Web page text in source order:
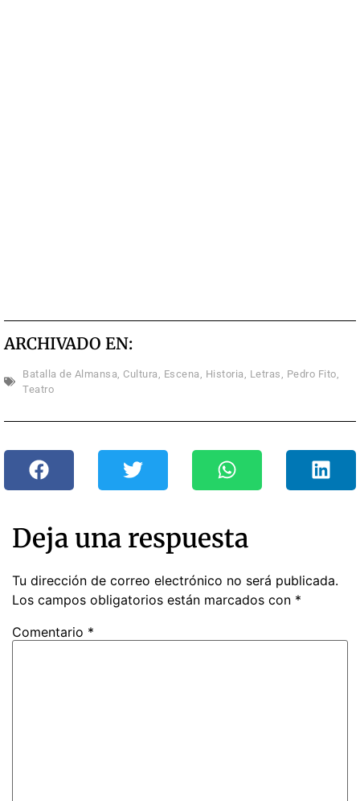
ARCHIVADO EN:
Batalla de Almansa Cultura Escena Historia Letras Pedro Fito
Teatro
Deja una respuesta
Tu dirección de correo electrónico no será publicada.
Los campos obligatorios están marcados con *
Comentario *